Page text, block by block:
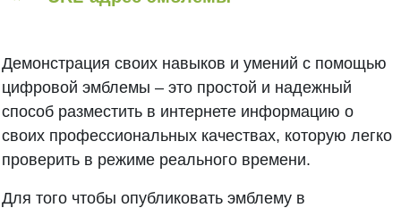
Демонстрация своих навыков и умений с помощью
цифровой эмблемы – это простой и надежный
способ разместить в интернете информацию о
своих профессиональных качествах, которую легко
проверить в режиме реального времени.
Для того чтобы опубликовать эмблему в